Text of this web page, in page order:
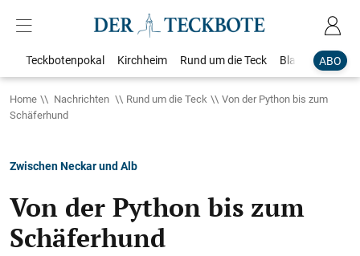
ABO
Teckbotenpokal Kirchheim Rund um die Teck Blaulicht
Home Nachrichten Rund um die Teck
Von der Python bis zum
Schäferhund
Zwischen Neckar und Alb
Von der Python bis zum
Schäferhund